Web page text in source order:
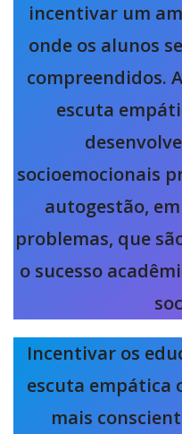
incentivar um
onde os alunos
compreendidos.
escuta
socioemocionais
autogestão,
problemas, que
o sucesso
Incentivar os
escuta empática
mais